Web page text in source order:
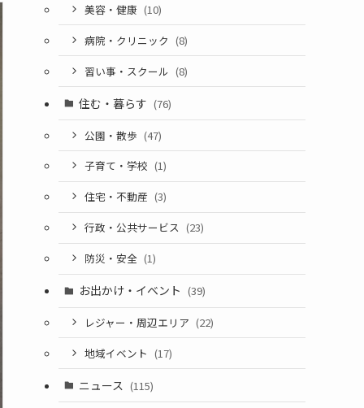
美容・健康 (10)
病院・クリニック (8)
習い事・スクール (8)
住む・暮らす (76)
公園・散歩 (47)
子育て・学校 (1)
住宅・不動産 (3)
行政・公共サービス (23)
防災・安全 (1)
お出かけ・イベント (39)
レジャー・周辺エリア (22)
地域イベント (17)
ニュース (115)